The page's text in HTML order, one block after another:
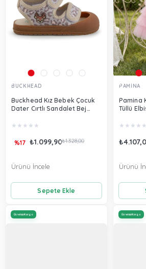
BUCKHEAD
Buckhead Kız Bebek Çocuk
Dater Cırtlı Sandalet Bej
★ ★ ★ ★ ★
₺1.099,90₺1.328,00
%17
Sepete Ekle
Ürünü İncele
PAMİNA
Pamina
Tüllü
★ ★ ★ ★ ★
Ürünü
Ücretsiz Kargo Ücretsiz Kargo